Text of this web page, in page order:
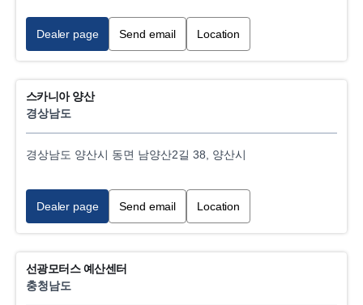
Dealer page Send email Location
스카니아 양산
경상남도
경상남도 양산시 동면 남양산2길 38, 양산시
Dealer page Send email Location
선광모터스 예산센터
충청남도